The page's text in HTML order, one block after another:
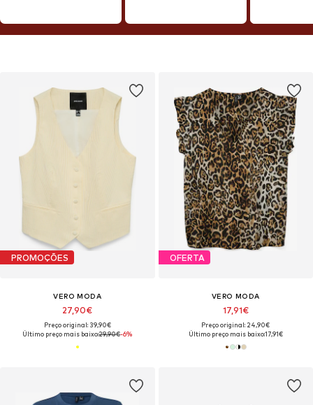
PROMOÇÕES
VERO MODA
27,90€
Preço original: 39,90€
Último preço mais baixo:29,90€-6%
OFERTA
VERO MODA
17,91€
Preço original: 24,90€
Último preço mais baixo:17,91€